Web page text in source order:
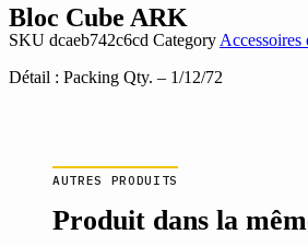
Bloc Cube ARK
SKU dcaeb742c6cd Category Accessoires
Détail : Packing Qty. – 1/12/72
AUTRES PRODUITS
Produit dans la